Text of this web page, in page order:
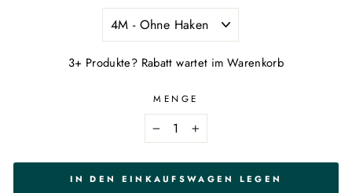
3+ Produkte? Rabatt wartet im Warenkorb
MENGE
+
IN DEN EINKAUFSWAGEN LEGEN